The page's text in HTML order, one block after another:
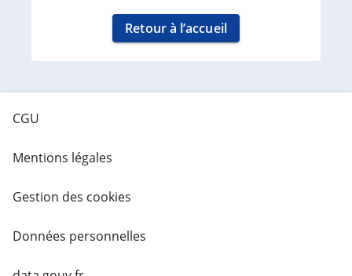
Retour à l’accueil
CGU
Mentions légales
Gestion des cookies
Données personnelles